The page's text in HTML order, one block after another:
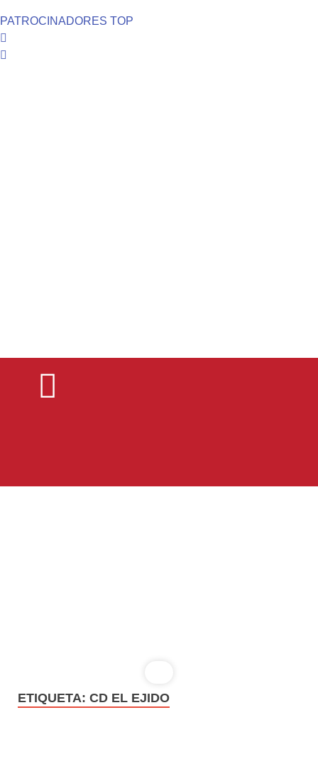
PATROCINADORES TOP
ETIQUETA: CD EL EJIDO